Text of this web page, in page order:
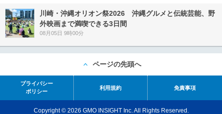
川崎・沖縄オリオン祭2026 沖縄グルメと伝統芸能、野
外映画まで満喫できる3日間
08月05日 9時00分
ページの先頭へ
プライバシー
ポリシー
利用規約 免責事項
Copyright © 2026 GMO INSIGHT Inc. All Rights Reserved.